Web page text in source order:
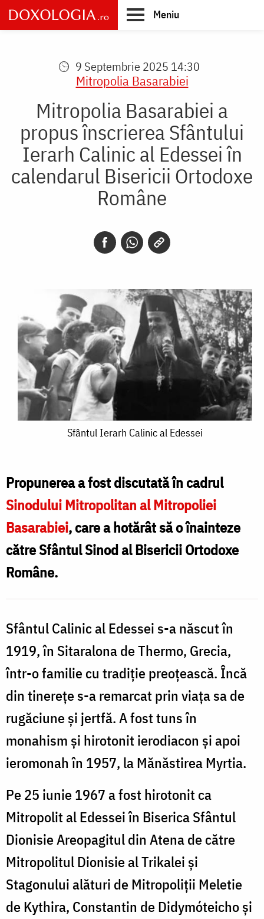
Skip
to
main
Meniu
9 Septembrie 2025 14:30
Mitropolia Basarabiei
Mitropolia Basarabiei a
propus înscrierea Sfântului
Ierarh Calinic al Edessei în
calendarul Bisericii Ortodoxe
Române
al
Edessei
Sfântul Ierarh Calinic al Edessei
Propunerea a fost discutată în cadrul
Sinodului Mitropolitan al Mitropoliei
Basarabiei, care a hotărât să o înainteze
către Sfântul Sinod al Bisericii Ortodoxe
Române.
Sfântul Calinic al Edessei s-a născut în
1919, în Sitaralona de Thermo, Grecia,
într-o familie cu tradiție preoțească. Încă
din tinerețe s-a remarcat prin viața sa de
rugăciune și jertfă. A fost tuns în
monahism și hirotonit ierodiacon și apoi
ieromonah în 1957, la Mănăstirea Myrtia.
Pe 25 iunie 1967 a fost hirotonit ca
Mitropolit al Edessei în Biserica Sfântul
Dionisie Areopagitul din Atena de către
Mitropolitul Dionisie al Trikalei și
Stagonului alături de Mitropoliții Meletie
de Kythira, Constantin de Didymóteicho și